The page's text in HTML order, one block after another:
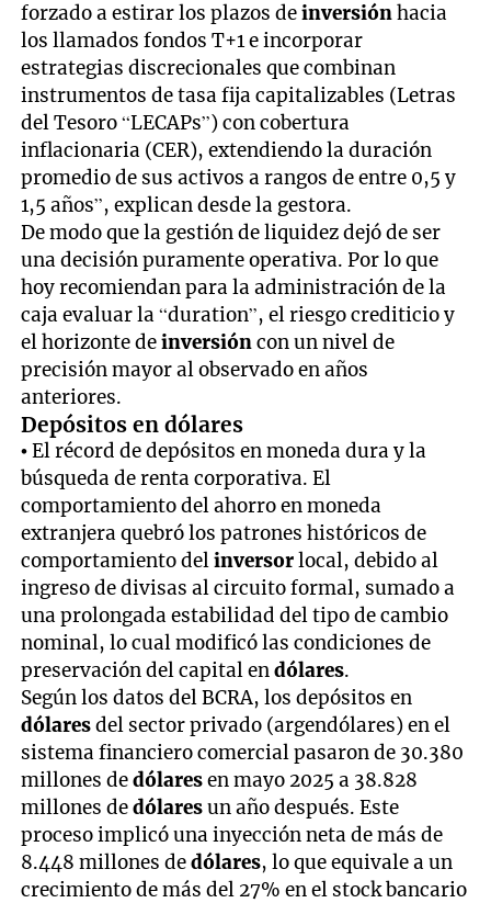
forzado a estirar los plazos deinversiónhacia
los llamados fondos T+1 e incorporar
estrategias discrecionales que combinan
instrumentos de tasa fija capitalizables (Letras
del Tesoro “LECAPs”) con cobertura
inflacionaria (CER), extendiendo la duración
promedio de sus activos a rangos de entre 0,5 y
1,5 años”, explican desde la gestora.
De modo que la gestión de liquidez dejó de ser
una decisión puramente operativa. Por lo que
hoy recomiendan para la administración de la
caja evaluar la “duration”, el riesgo crediticio y
el horizonte deinversióncon un nivel de
precisión mayor al observado en años
anteriores.
Depósitos en dólares
• El récord de depósitos en moneda dura y la
búsqueda de renta corporativa. El
comportamiento del ahorro en moneda
extranjera quebró los patrones históricos de
comportamiento delinversorlocal, debido al
ingreso de divisas al circuito formal, sumado a
una prolongada estabilidad del tipo de cambio
nominal, lo cual modificó las condiciones de
preservación del capital endólares.
Según los datos del BCRA, los depósitos en
dólaresdel sector privado (argendólares) en el
sistema financiero comercial pasaron de 30.380
millones dedólaresen mayo 2025 a 38.828
millones dedólaresun año después. Este
proceso implicó una inyección neta de más de
8.448 millones dedólares, lo que equivale a un
crecimiento de más del 27% en el stock bancario